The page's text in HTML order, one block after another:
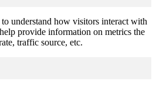
understand how visitors interact with
provide information on metrics the
traffic source, etc.